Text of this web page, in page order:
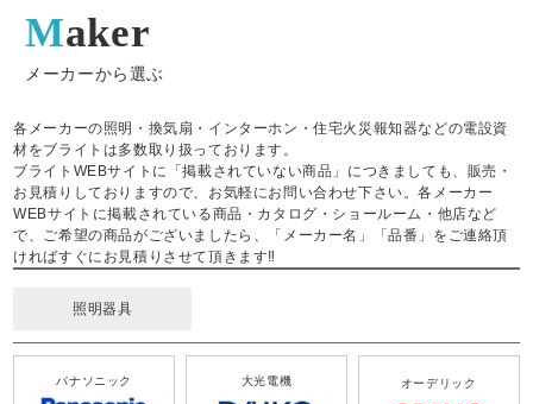
Maker
メーカーから選ぶ
各メーカーの照明・換気扇・インターホン・住宅火災報知器などの電設資
材をブライトは多数取り扱っております。
ブライトWEBサイトに「掲載されていない商品」につきましても、販売・
お見積りしておりますので、お気軽にお問い合わせ下さい。各メーカー
WEBサイトに掲載されている商品・カタログ・ショールーム・他店など
で、ご希望の商品がございましたら、「メーカー名」「品番」をご連絡頂
ければすぐにお見積りさせて頂きます‼
照明器具
パナソニック 大光電機 オーデリック